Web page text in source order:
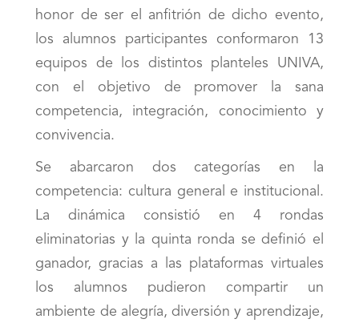
honor de ser el anfitrión de dicho evento,
los alumnos participantes conformaron 13
equipos de los distintos planteles UNIVA,
con el objetivo de promover la sana
competencia, integración, conocimiento y
convivencia.
Se abarcaron dos categorías en la
competencia: cultura general e institucional.
La dinámica consistió en 4 rondas
eliminatorias y la quinta ronda se definió el
ganador, gracias a las plataformas virtuales
los alumnos pudieron compartir un
ambiente de alegría, diversión y aprendizaje,